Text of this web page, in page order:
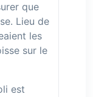
que
Lieu de
les
sur le
est